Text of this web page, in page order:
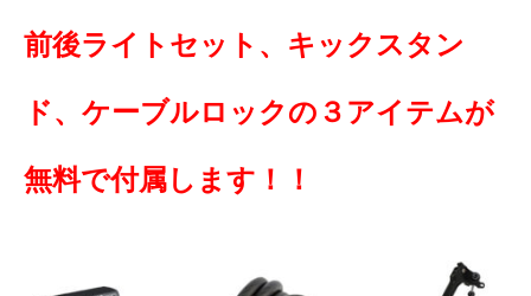
前後ライトセット、キックスタン
ド、ケーブルロックの３アイテムが
無料で付属します！！